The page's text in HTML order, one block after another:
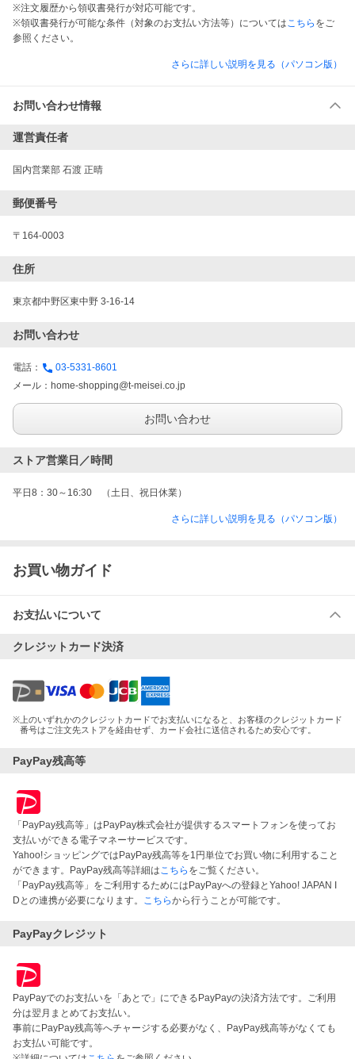
※注文履歴から領収書発行が対応可能です。
※領収書発行が可能な条件（対象のお支払い方法等）についてはこちら をご
参照ください。
さらに詳しい説明を見る（パソコン版）
お問い合わせ情報
運営責任者
国内営業部 石渡 正晴
郵便番号
〒164-0003
住所
東京都中野区東中野 3-16-14
お問い合わせ
電話：
03-5331-8601
メール： home-shopping@t-meisei.co.jp
お問い合わせ
ストア営業日／時間
平日8：30～16:30　（土日、祝日休業）
さらに詳しい説明を見る（パソコン版）
お買い物ガイド
お支払いについて
クレジットカード決済
※ 上のいずれかのクレジットカードでお支払いになると、お客様のクレジットカード
番号はご注文先ストアを経由せず、カード会社に送信されるため安心です。
PayPay残高等
「PayPay残高等」はPayPay株式会社が提供するスマートフォンを使ってお
支払いができる電子マネーサービスです。
Yahoo!ショッピングではPayPay残高等を1円単位でお買い物に利用すること
ができます。PayPay残高等詳細はこちら をご覧ください。
「PayPay残高等」をご利用するためにはPayPayへの登録とYahoo! JAPAN I
Dとの連携が必要になります。 こちらから行うことが可能です。
PayPayクレジット
PayPayでのお支払いを「あとで」にできるPayPayの決済方法です。ご利用
分は翌月まとめてお支払い。
事前にPayPay残高等へチャージする必要がなく、PayPay残高等がなくても
お支払い可能です。